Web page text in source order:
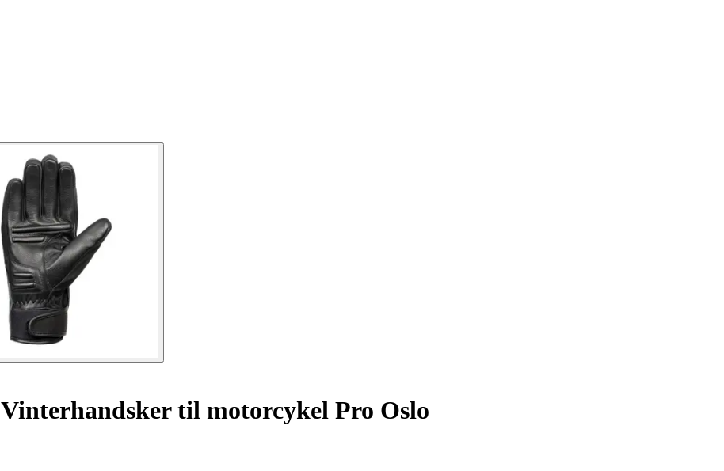
Vinterhandsker til motorcykel Pro Oslo